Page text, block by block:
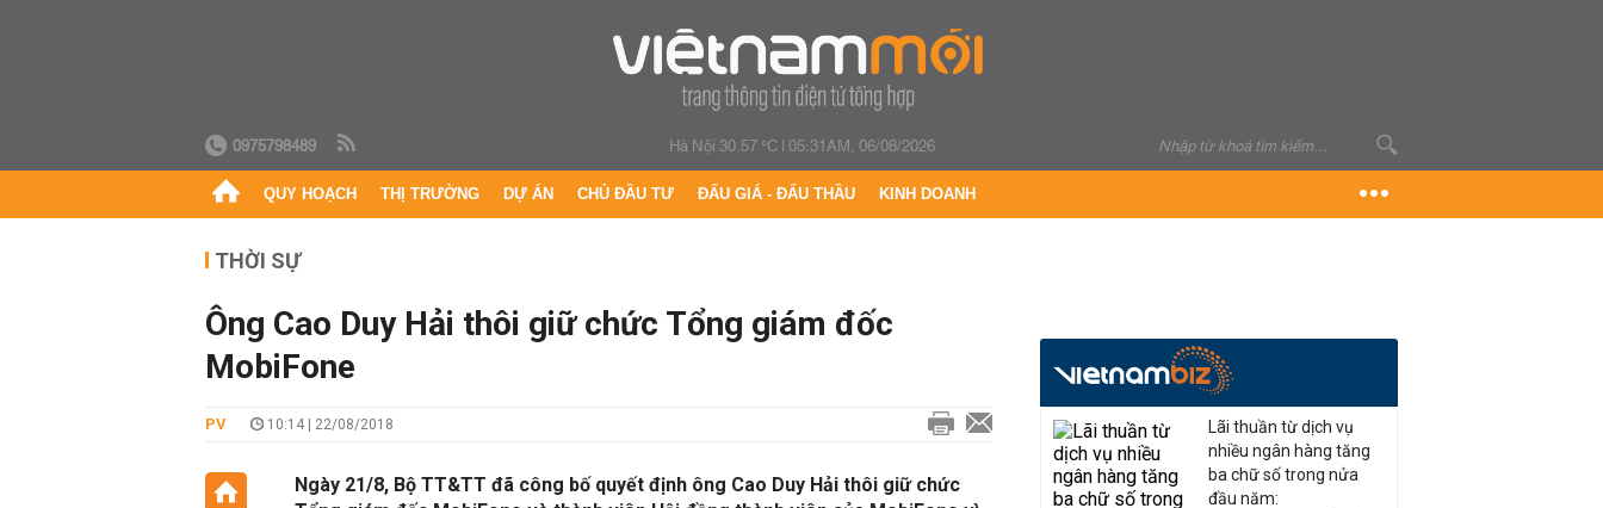
0975798489 Hà Nội 30.57 °C|05:31AM, 06/08/2026
QUY HOẠCH THỊ TRƯỜNG DỰ ÁN CHỦ ĐẦU TƯ ĐẤU GIÁ - ĐẤU THẦU KINH DOANH
THỜI SỰ
Ông Cao Duy Hải thôi giữ chức Tổng giám đốc
MobiFone
PV 10:14 | 22/08/2018
Ngày 21/8, Bộ TT&TT đã công bố quyết định ông Cao Duy Hải thôi giữ chức
Lãi thuần từ dịch vụ
nhiều ngân hàng tăng
ba chữ số trong nửa
đầu năm: